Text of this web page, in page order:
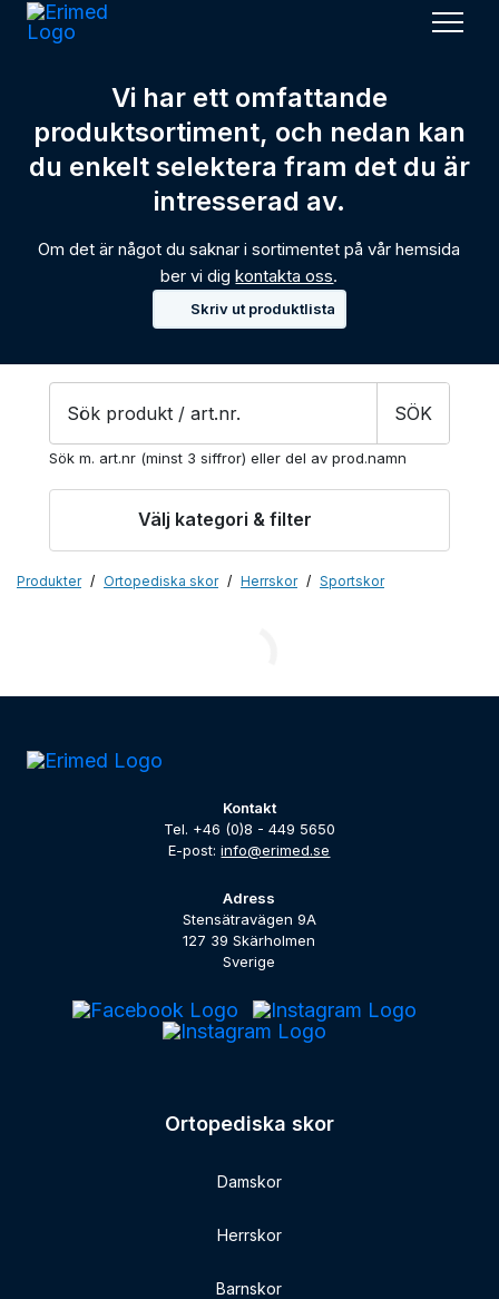
Meny
Vi har ett omfattande
produktsortiment, och nedan kan
du enkelt selektera fram det du är
intresserad av.
Om det är något du saknar i sortimentet på vår hemsida
ber vi digkontakta oss.
Skriv ut produktlista
Products
SÖK
Sök m. art.nr (minst 3 siffror) eller del av prod.namn
Välj kategori & filter
Produkter Ortopediska skor Herrskor Sportskor
Kontakt
Tel. +46 (0)8 - 449 5650
E-post:info@erimed.se
Adress
Stensätravägen 9A
127 39 Skärholmen
Sverige
Ortopediska skor
Damskor
Herrskor
Barnskor